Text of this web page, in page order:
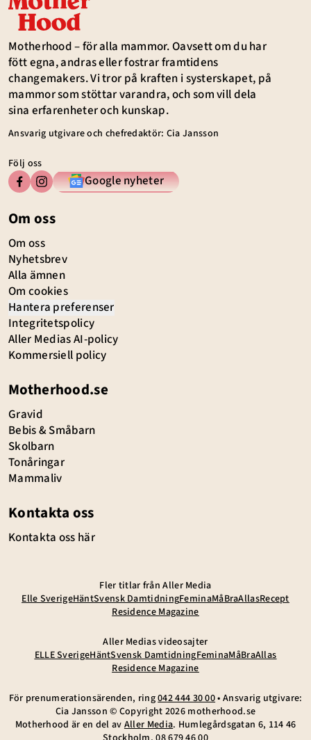
Motherhood – för alla mammor. Oavsett om du har
fött egna, andras eller fostrar framtidens
changemakers. Vi tror på kraften i systerskapet, på
mammor som stöttar varandra, och som vill dela
sina erfarenheter och kunskap.
Ansvarig utgivare och chefredaktör: Cia Jansson
Följ oss
Google nyheter
Om oss
Om oss
Nyhetsbrev
Alla ämnen
Om cookies
Hantera preferenser
Integritetspolicy
Aller Medias AI-policy
Kommersiell policy
Motherhood.se
Gravid
Bebis & Småbarn
Skolbarn
Tonåringar
Mammaliv
Kontakta oss
Kontakta oss här
Fler titlar från Aller Media
Elle SverigeHäntSvensk DamtidningFeminaMåBraAllasRecept
Residence Magazine
Aller Medias videosajter
ELLE SverigeHäntSvensk DamtidningFeminaMåBraAllas
Residence Magazine
För prenumerationsärenden, ring042 444 30 00• Ansvarig utgivare:
Cia Jansson © Copyright 2026 motherhood.se
Motherhood är en del av Aller Media. Humlegårdsgatan 6, 114 46